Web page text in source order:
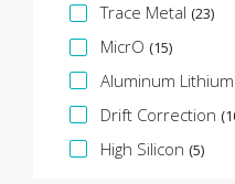
Trace Metal (23)
MicrO (15)
Aluminum Lithium
Drift Correction
High Silicon (5)